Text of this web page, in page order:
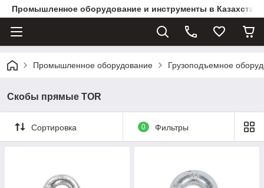
Промышленное оборудование и инструменты в
Промышленное оборудование Грузоподъемное
Скобы прямые TOR
Сортировка 0 Фильтры